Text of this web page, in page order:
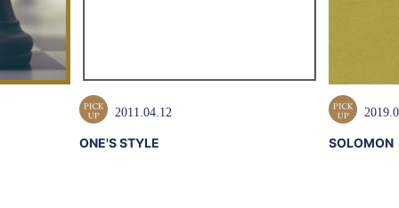
2011.04.12
ONE'S STYLE SOLOMON